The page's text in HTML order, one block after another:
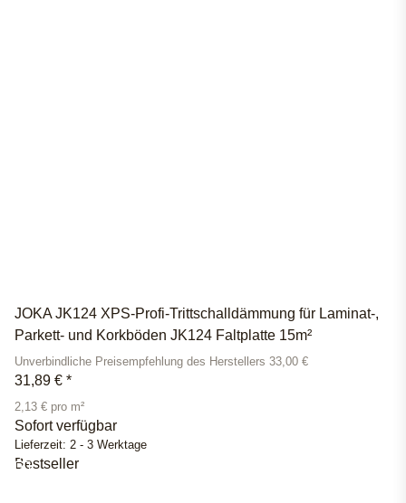
JOKA JK124 XPS-Profi-Trittschalldämmung für Laminat-,
Parkett- und Korkböden JK124 Faltplatte 15m²
Unverbindliche Preisempfehlung des Herstellers 33,00 €
31,89 € *
2,13 € pro m²
Sofort verfügbar
Lieferzeit: 2 - 3 Werktage
Bestseller